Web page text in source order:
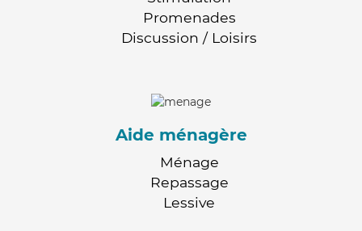
Promenades
Discussion / Loisirs
Aide ménagère
Ménage
Repassage
Lessive